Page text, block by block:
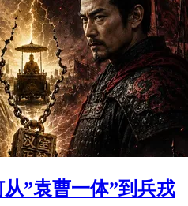
”袁曹一体”到兵戎